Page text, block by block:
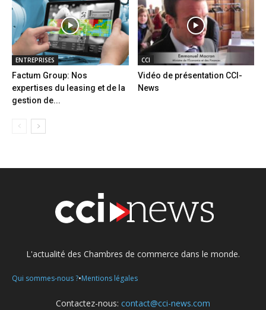
ENTREPRISES
Factum Group: Nos
expertises du leasing et de la
gestion de...
CCI
Vidéo de présentation CCI-
News
L'actualité des Chambres de commerce dans le monde.
Qui sommes-nous ?•Mentions légales
Contactez-nous: contact@cci-news.com